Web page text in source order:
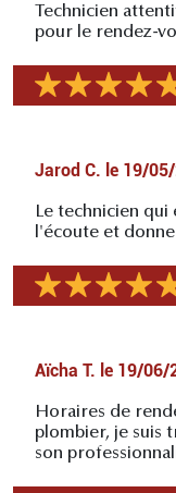
Technicien
pour le rendez-
Jarod C. le 19/
Le technicien qui
l'écoute et
Aïcha T. le 19/06/
Horaires de
plombier, je suis
son